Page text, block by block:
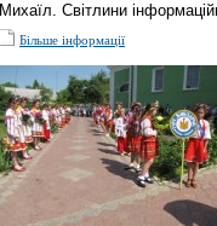
Михаїл. Світлини
Більше інформації